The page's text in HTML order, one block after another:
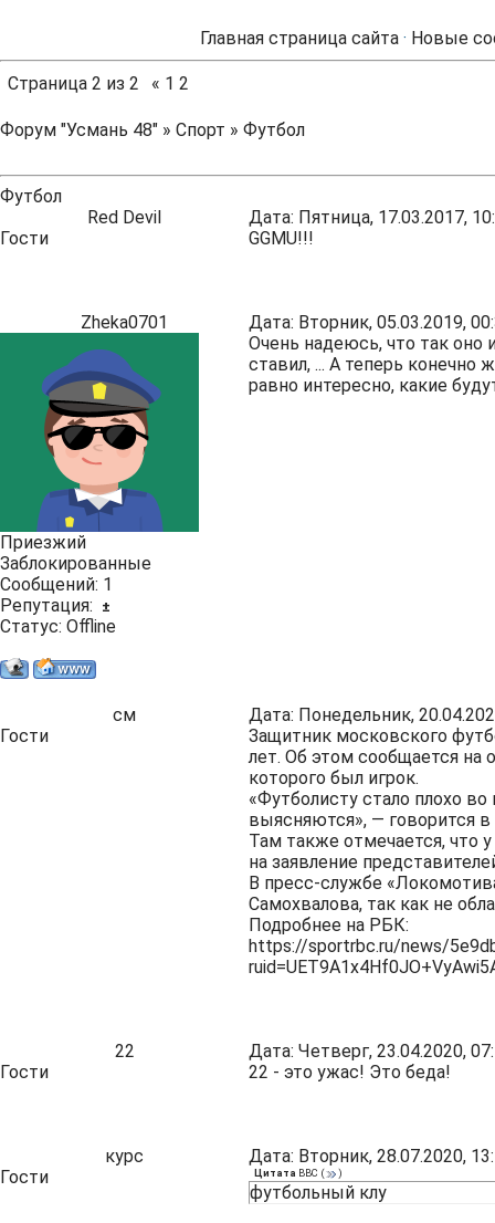
Главная страница сайта · Новые
Страница 2 из 2 « 1 2
Форум "Усмань 48" » Спорт » Футбол
Футбол
Red Devil
Дата: Пятница, 17.03.2017,
Гости
GGMU!!!
Zheka0701 Дата: Вторник, 05.03.2019,
Приезжий
Заблокированные
Сообщений: 1
Репутация:
±
Статус: Offline
Очень надеюсь, что так оно
ставил, ... А теперь конечно
равно интересно, какие
см
Дата: Понедельник,
Гости
Защитник московского
лет. Об этом сообщается на
которого был игрок.
«Футболисту стало плохо
выясняются», — говорится в
Там также отмечается, что
на заявление
В пресс-службе
Самохвалова, так как не
Подробнее на РБК:
https://sportrbc.ru/news/
22
Дата: Четверг, 23.04.2020,
Гости
22 - это ужас! Это беда!
курс
Дата: Вторник, 28.07.2020,
Гости
Цитата ВВС ( )
футбольный клу